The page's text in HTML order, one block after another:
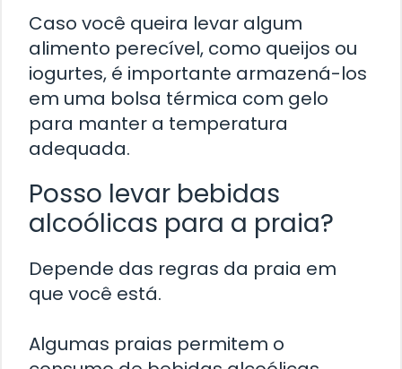
Caso você queira levar algum
alimento perecível, como queijos ou
iogurtes, é importante armazená-los
em uma bolsa térmica com gelo
para manter a temperatura
adequada.
Posso levar bebidas
alcoólicas para a praia?
Depende das regras da praia em
que você está.
Algumas praias permitem o